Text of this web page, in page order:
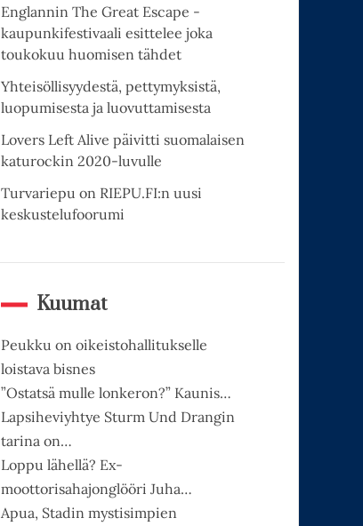
Englannin The Great Escape -
kaupunkifestivaali esittelee joka
toukokuu huomisen tähdet
Yhteisöllisyydestä, pettymyksistä,
luopumisesta ja luovuttamisesta
Lovers Left Alive päivitti suomalaisen
katurockin 2020-luvulle
Turvariepu on RIEPU.FI:n uusi
keskustelufoorumi
Kuumat
Peukku on oikeistohallitukselle
loistava bisnes
”Ostatsä mulle lonkeron?” Kaunis…
Lapsiheviyhtye Sturm Und Drangin
tarina on…
Loppu lähellä? Ex-
moottorisahajonglööri Juha…
Apua, Stadin mystisimpien